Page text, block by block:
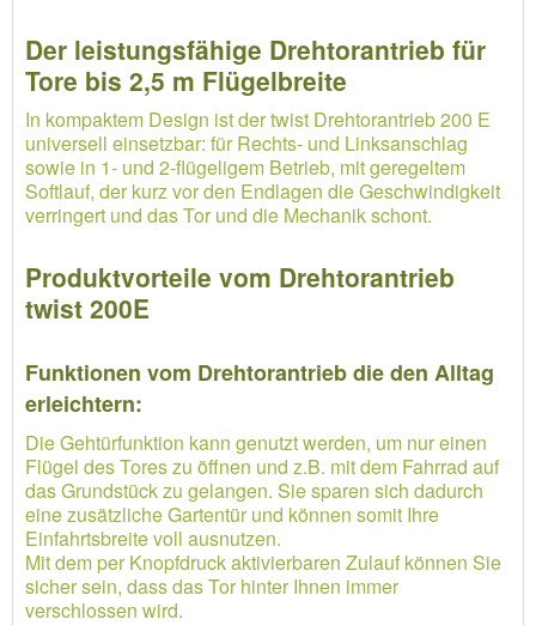
Der leistungsfähige Drehtorantrieb für
Tore bis 2,5 m Flügelbreite
In kompaktem Design ist der twist Drehtorantrieb 200 E
universell einsetzbar: für Rechts- und Linksanschlag
sowie in 1- und 2-flügeligem Betrieb, mit geregeltem
Softlauf, der kurz vor den Endlagen die Geschwindigkeit
verringert und das Tor und die Mechanik schont.
Produktvorteile vom Drehtorantrieb
twist 200E
Funktionen vom Drehtorantrieb die den Alltag
erleichtern:
Die Gehtürfunktion kann genutzt werden, um nur einen
Flügel des Tores zu öffnen und z.B. mit dem Fahrrad auf
das Grundstück zu gelangen. Sie sparen sich dadurch
eine zusätzliche Gartentür und können somit Ihre
Einfahrtsbreite voll ausnutzen.
Mit dem per Knopfdruck aktivierbaren Zulauf können Sie
sicher sein, dass das Tor hinter Ihnen immer
verschlossen wird.